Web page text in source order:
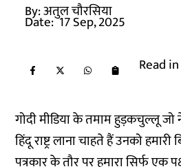
By:अतुल चौरसिया
Date: 17 Sep, 2025
Read
गोदी मीडिया के तमाम हुड़कचुल्लू
हिंदू राष्ट्र लाना चाहते हैं उनको
पत्रकार के तौर पर हमारा सिर्फ एक